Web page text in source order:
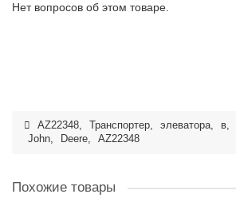
Нет вопросов об этом товаре.
AZ22348, Транспортер, элеватора, в,
John, Deere, AZ22348
Похожие товары